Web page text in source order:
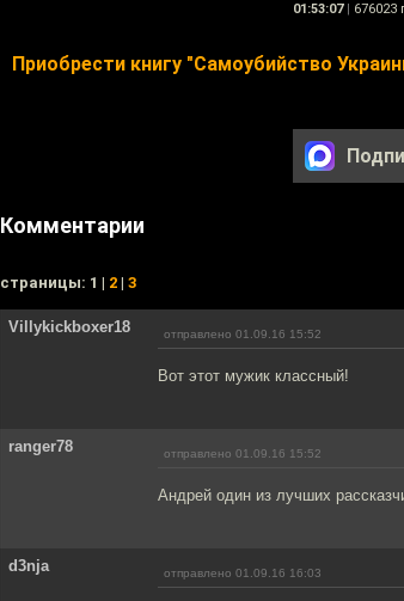
01:53:07 | 676023
Приобрести книгу "Самоубийство
Комментарии
cтраницы: 1 | 2 | 3
Villykickboxer18 отправлено 01.09.16 15:52
Вот этот мужик классный!
ranger78 отправлено 01.09.16 15:52
Андрей один из лучших
d3nja отправлено 01.09.16 16:03